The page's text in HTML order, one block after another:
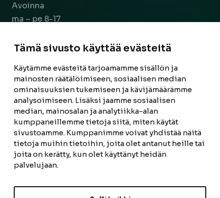
Tämä sivusto käyttää evästeitä
Käytämme evästeitä tarjoamamme sisällön ja
mainosten räätälöimiseen, sosiaalisen median
ominaisuuksien tukemiseen ja kävijämäärämme
analysoimiseen. Lisäksi jaamme sosiaalisen
median, mainosalan ja analytiikka-alan
kumppaneillemme tietoja siitä, miten käytät
sivustoamme. Kumppanimme voivat yhdistää näitä
tietoja muihin tietoihin, joita olet antanut heille tai
joita on kerätty, kun olet käyttänyt heidän
palvelujaan.
Avoinna
ma – pe 8-17
ETUSIVU
TUOTTEET
REFERENSSIT
OTA YHTEYTTÄ
TIETOSUOJASELOSTE